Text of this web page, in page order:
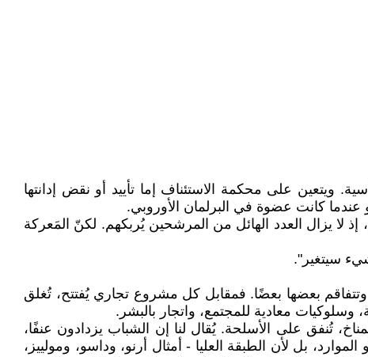
الرئاسية. ويتعين على محكمة الاستئناف إما تأييد أو نقض إدانتها
لا يزال العدد الهائل من المرشحين يُربكهم. لكنّ المَعركة
سيتغير".
بعضها بعضًا. فمقابل كل مشروع تجاري يُفتتح، تُغلق
معادية للمجتمع، واتجار بالبشر.
تُنفق على الأسلحة. يُقال لنا إن الشباب يزدادون عنفًا،
بل لأن الطبقة العليا - أمثال أرنو، وداسو، ومولييز،